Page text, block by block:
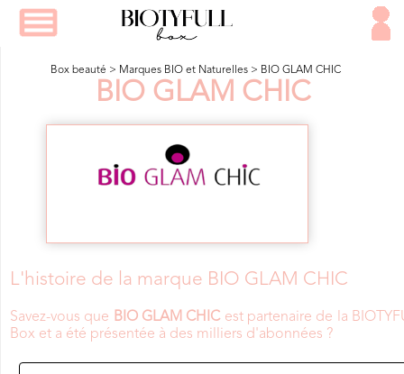
Box beauté > Marques BIO et Naturelles > BIO GLAM CHIC
BIO GLAM CHIC
L'histoire de la marque BIO GLAM CHIC
Savez-vous que BIO GLAM CHICest partenaire de la
Box et a été présentée à des milliers d'abonnées ?